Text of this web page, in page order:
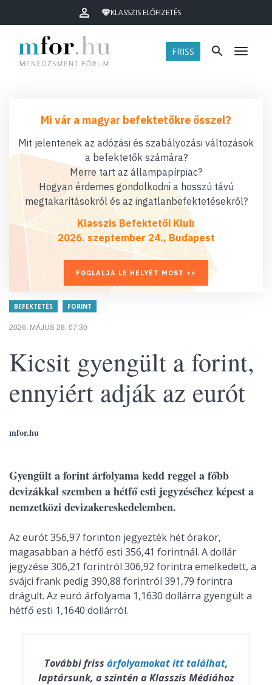
KLASSZIS ELŐFIZETÉS
FRISS Menü
Mi vár a magyar befektetőkre ősszel?
Mit jelentenek az adózási és szabályozási változások
a befektetők számára?
Merre tart az állampapírpiac?
Hogyan érdemes gondolkodni a hosszú távú
megtakarításokról és az ingatlanbefektetésekről?
Klasszis Befektetői Klub
2026. szeptember 24., Budapest
FOGLALJA LE HELYÉT MOST >>
BEFEKTETÉS FORINT
2026. MÁJUS 26. 07:30
Kicsit gyengült a forint,
ennyiért adják az eurót
mfor.hu
Gyengült a forint árfolyama kedd reggel a főbb
devizákkal szemben a hétfő esti jegyzéséhez képest a
nemzetközi devizakereskedelemben.
Az eurót 356,97 forinton jegyezték hét órakor,
magasabban a hétfő esti 356,41 forintnál. A dollár
jegyzése 306,21 forintról 306,92 forintra emelkedett, a
svájci frank pedig 390,88 forintról 391,79 forintra
drágult. Az euró árfolyama 1,1630 dollárra gyengült a
hétfő esti 1,1640 dollárról.
További friss árfolyamokat itt találhat,
laptársunk, a szintén a Klasszis Médiához